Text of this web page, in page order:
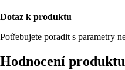
Dotaz k produktu
Potřebujete poradit s parametry
Hodnocení produktu